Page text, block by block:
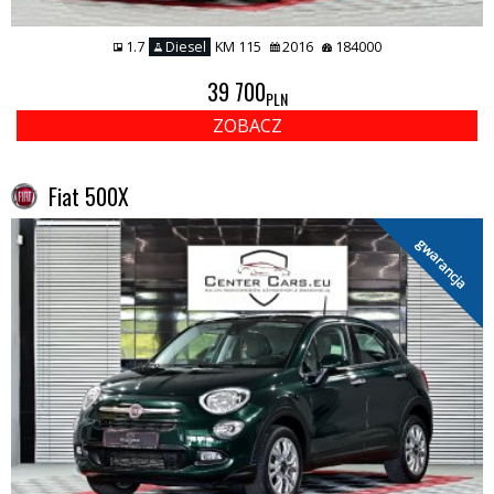
1.7 Diesel KM 115 2016 184000
39 700PLN
ZOBACZ
Fiat 500X
gwarancja